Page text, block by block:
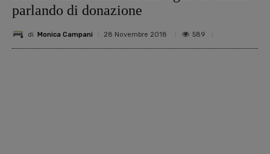
parlando di donazione
di Monica Campani 28 Novembre 2018 589